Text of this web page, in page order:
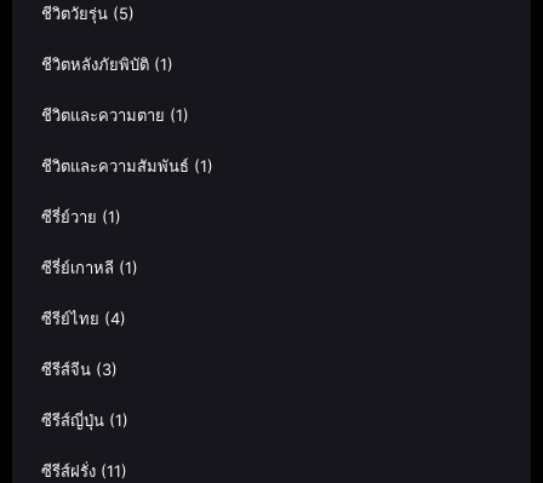
ชีวิตวัยรุ่น (5)
ชีวิตหลังภัยพิบัติ (1)
ชีวิตและความตาย (1)
ชีวิตและความสัมพันธ์ (1)
ซีรี่ย์วาย (1)
ซีรี่ย์เกาหลี (1)
ซีรีย์ไทย (4)
ซีรีส์จีน (3)
ซีรีส์ญี่ปุ่น (1)
ซีรีส์ฝรั่ง (11)